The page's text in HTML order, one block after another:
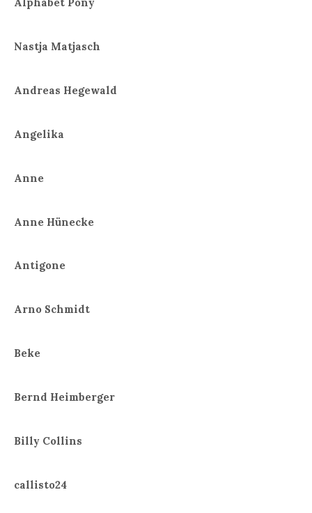
Nastja Matjasch
Andreas Hegewald
Angelika
Anne
Anne Hünecke
Antigone
Arno Schmidt
Beke
Bernd Heimberger
Billy Collins
callisto24